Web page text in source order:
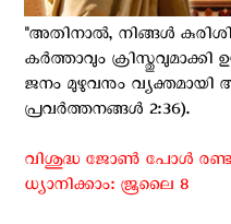
''അതിനാല്‍, നിങ്ങള്‍
കര്‍ത്താവും
ജനം മുഴുവനും വ്യക്തമായി
പ്രവര്‍ത്തനങ്ങള്‍ 2:36).
വിശുദ്ധ ജോൺ പോള്‍
ധ്യാനിക്കാം: ജൂലൈ 8